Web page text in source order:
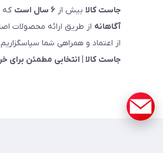
جاست کالا بیش از ۶ سال است که
آگاهانه از طریق ارائه محصولات
از اعتماد و همراهی شما سپاسگزاریم.
جاست کالا | انتخابی مطمئن برای